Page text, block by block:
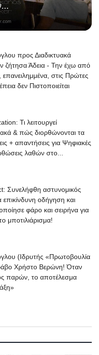
προς Διαδικτυακά
ζήτησα Άδεια - Την έχω από
στις Πρώτες
δεν Πιστοποιείται
Τι λειτουργεί
& πώς διορθώνονται τα
+ απαντήσεις για Ψηφιακές
λαθών στο...
Συνελήφθη αστυνομικός
οδήγηση και
φάρο και σειρήνα για
μποτιλιάρισμα!
(Ιδρυτής «Πρωτοβουλία
Χρήστο Βερώνη! Όταν
παρών, το αποτέλεσμα